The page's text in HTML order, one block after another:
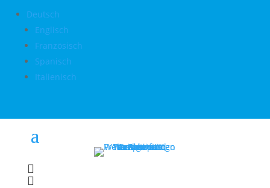
Deutsch
Englisch
Französisch
Spanisch
Italienisch

